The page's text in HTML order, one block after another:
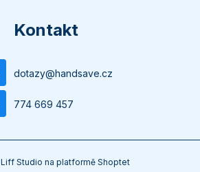
Kontakt
dotazy@handsave.cz
774 669 457
Liff Studio na platformě Shoptet